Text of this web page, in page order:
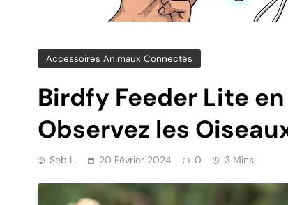
Accessoires Animaux Connectés
Birdfy Feeder Lite
Observez les
Seb L. 20 Février 2024 0 3 Mins